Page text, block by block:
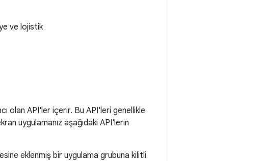
ve lojistik
olan API'ler içerir. Bu API'leri genellikle
uygulamanız aşağıdaki API'lerin
eklenmiş bir uygulama grubuna kilitli